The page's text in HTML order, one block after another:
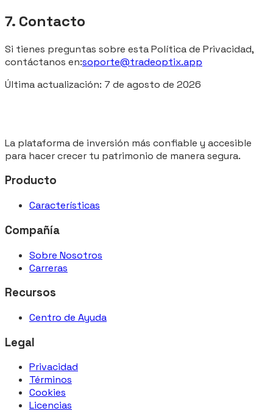
7. Contacto
Si tienes preguntas sobre esta Política de Privacidad,
contáctanos en:soporte@tradeoptix.app
Última actualización: 7 de agosto de 2026
La plataforma de inversión más confiable y accesible
para hacer crecer tu patrimonio de manera segura.
Producto
Características
Compañía
Sobre Nosotros
Carreras
Recursos
Centro de Ayuda
Legal
Privacidad
Términos
Cookies
Licencias